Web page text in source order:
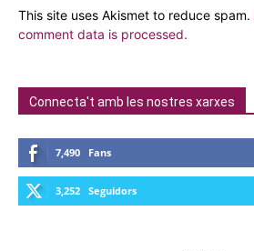
This site uses Akismet to reduce spam.
comment data is processed.
Connecta't amb les nostres xarxes
7,490 Fans
3,252 Seguidors